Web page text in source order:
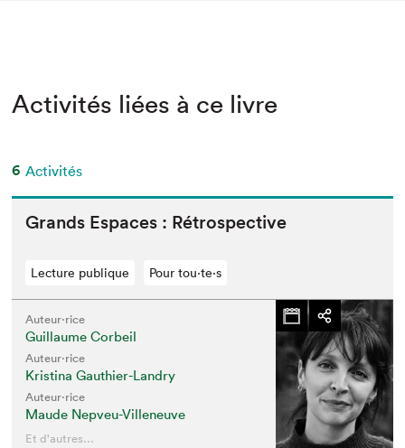
Activités liées à ce livre
6 Activités
Grands Espaces : Rétrospective
Lecture publique Pour tou⋅te⋅s
Auteur·rice
Guillaume Corbeil
Auteur·rice
Kristina Gauthier-Landry
Auteur·rice
Maude Nepveu-Villeneuve
Et d'autres...